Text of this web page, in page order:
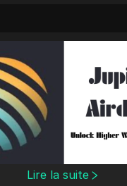
Jupiter Airdrop
récompenses
plusieurs portefeuilles.
adresses pour
le principal
Lire la suite